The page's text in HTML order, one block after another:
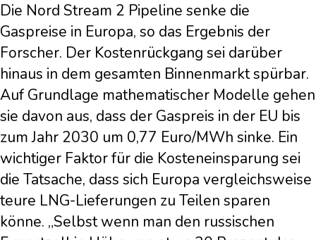
Die Nord Stream 2 Pipeline senke die
Gaspreise in Europa, so das Ergebnis der
Forscher. Der Kostenrückgang sei darüber
hinaus in dem gesamten Binnenmarkt spürbar.
Auf Grundlage mathematischer Modelle gehen
sie davon aus, dass der Gaspreis in der EU bis
zum Jahr 2030 um 0,77 Euro/MWh sinke. Ein
wichtiger Faktor für die Kosteneinsparung sei
die Tatsache, dass sich Europa vergleichsweise
teure LNG-Lieferungen zu Teilen sparen
könne. „Selbst wenn man den russischen